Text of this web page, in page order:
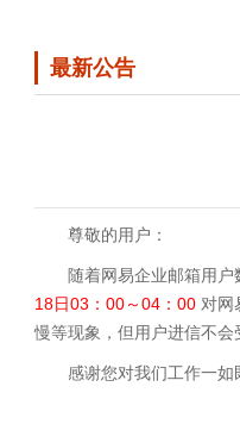
最新公告
尊敬的用户：
随着网易企业邮箱用
18日03：00～04：00 对网
慢等现象，但用户进信不
感谢您对我们工作一